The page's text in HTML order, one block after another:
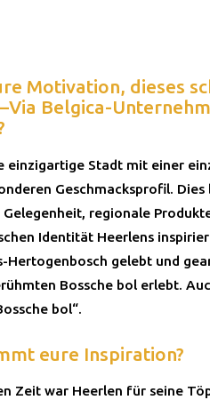
Motivation, dieses
Belgica-
einzigartige Stadt mit einer
Geschmacksprofil.
regionale
Identität Heerlens
Hertogenbosch gelebt und
Bossche bol erlebt.
bol“.
eure Inspiration?
Zeit war Heerlen für seine